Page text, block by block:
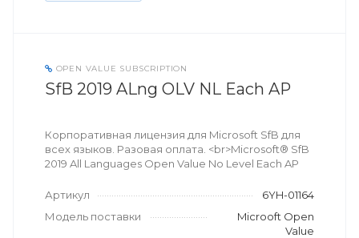
OPEN VALUE SUBSCRIPTION
SfB 2019 ALng OLV NL Each AP
Корпоративная лицензия для Microsoft SfB для
всех языков. Разовая оплата. <br>Microsoft® SfB
2019 All Languages Open Value No Level Each AP
Артикул
6YH-01164
Модель поставки
Microoft Open
Value